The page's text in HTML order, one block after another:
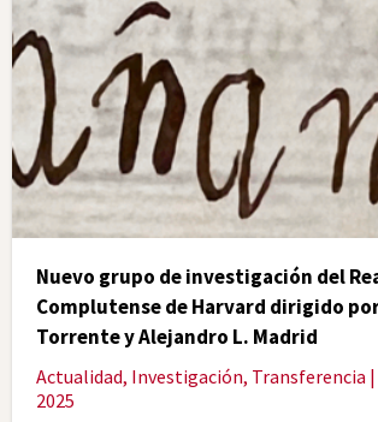
Nuevo grupo de investigación del
Complutense de Harvard dirigido
Torrente y Alejandro L. Madrid
Actualidad, Investigación, Transferencia
2025